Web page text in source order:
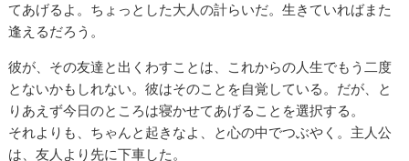
てあげるよ。ちょっとした大人の計らいだ。生きていればまた
逢えるだろう。
彼が、その友達と出くわすことは、これからの人生でもう二度
とないかもしれない。彼はそのことを自覚している。だが、と
りあえず今日のところは寝かせてあげることを選択する。
それよりも、ちゃんと起きなよ、と心の中でつぶやく。主人公
は、友人より先に下車した。